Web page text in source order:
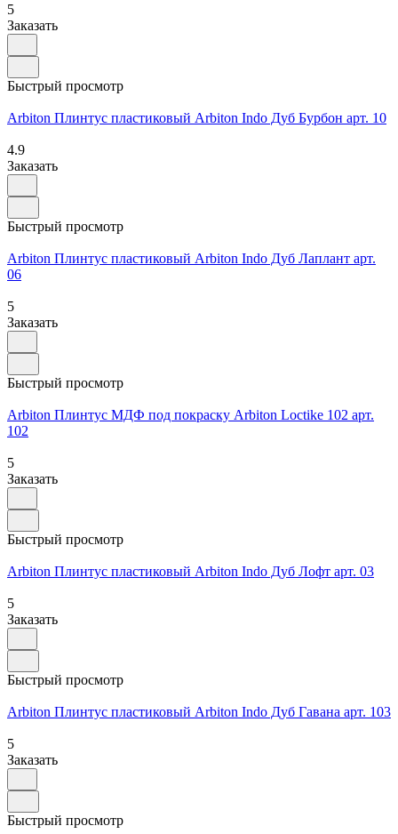
5
Заказать
Быстрый просмотр
Arbiton Плинтус пластиковый Arbiton Indo Дуб Бурбон арт. 10
4.9
Заказать
Быстрый просмотр
Arbiton Плинтус пластиковый Arbiton Indo Дуб Лаплант арт.
06
5
Заказать
Быстрый просмотр
Arbiton Плинтус МДФ под покраску Arbiton Loctike 102 арт.
102
5
Заказать
Быстрый просмотр
Arbiton Плинтус пластиковый Arbiton Indo Дуб Лофт арт. 03
5
Заказать
Быстрый просмотр
Arbiton Плинтус пластиковый Arbiton Indo Дуб Гавана арт. 103
5
Заказать
Быстрый просмотр